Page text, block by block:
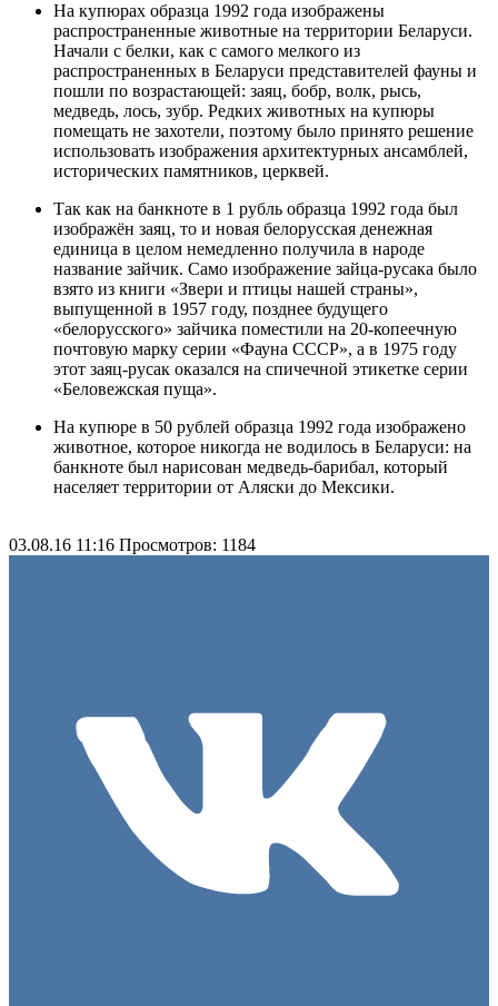
На купюрах образца 1992 года изображены
распространенные животные на территории Беларуси.
Начали с белки, как с самого мелкого из
распространенных в Беларуси представителей фауны и
пошли по возрастающей: заяц, бобр, волк, рысь,
медведь, лось, зубр. Редких животных на купюры
помещать не захотели, поэтому было принято решение
использовать изображения архитектурных ансамблей,
исторических памятников, церквей.
Так как на банкноте в 1 рубль образца 1992 года был
изображён заяц, то и новая белорусская денежная
единица в целом немедленно получила в народе
название зайчик. Само изображение зайца-русака было
взято из книги «Звери и птицы нашей страны»,
выпущенной в 1957 году, позднее будущего
«белорусского» зайчика поместили на 20-копеечную
почтовую марку серии «Фауна СССР», а в 1975 году
этот заяц-русак оказался на спичечной этикетке серии
«Беловежская пуща».
На купюре в 50 рублей образца 1992 года изображено
животное, которое никогда не водилось в Беларуси: на
банкноте был нарисован медведь-барибал, который
населяет территории от Аляски до Мексики.
03.08.16 11:16 Просмотров: 1184